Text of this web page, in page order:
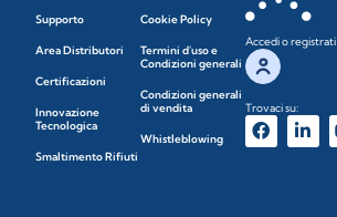
Supporto
Area Distributori
Certificazioni
Innovazione
Tecnologica
Smaltimento Rifiuti
Cookie Policy
Termini d'uso e
Condizioni generali
Condizioni generali
di vendita
Whistleblowing
Accedi o registrati
Trovaci su: